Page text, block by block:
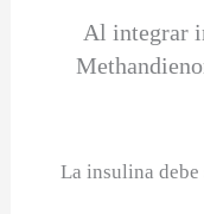
Al integrar
La insulina